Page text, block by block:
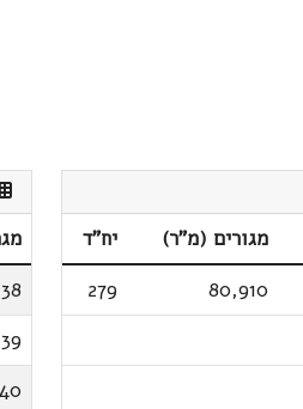
מגורים (מ"ר)
יח"ד
80,910
279